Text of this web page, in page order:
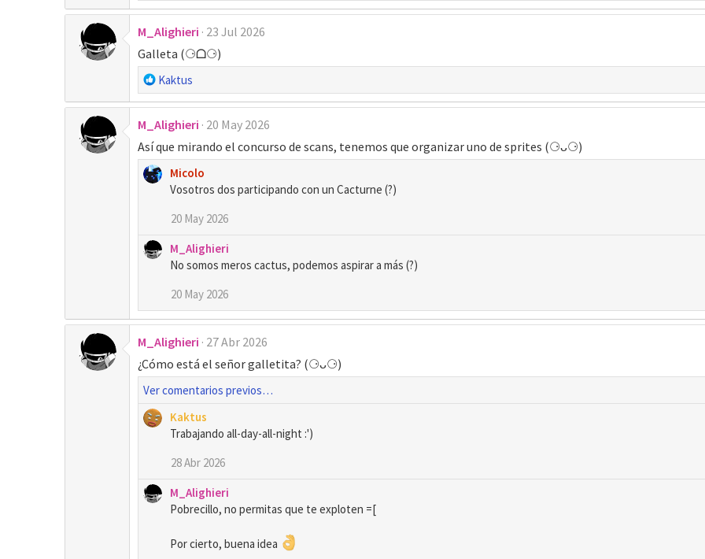
o
n
e
s
:
M_Alighieri 23 Jul 2026
Galleta (⚆ᗝ⚆)
R
e
a
c
c
i
o
:
Kaktus
M_Alighieri 20 May 2026
Así que mirando el concurso de scans, tenemos que organizar uno de sprites (⚆ᴗ⚆)
Micolo
Vosotros dos participando con un Cacturne (?)
20 May 2026
M_Alighieri
No somos meros cactus, podemos aspirar a más (?)
20 May 2026
M_Alighieri 27 Abr 2026
¿Cómo está el señor galletita? (⚆ᴗ⚆)
Ver comentarios previos…
Kaktus
Trabajando all-day-all-night :')
28 Abr 2026
M_Alighieri
Pobrecillo, no permitas que te exploten =[
Por cierto, buena idea